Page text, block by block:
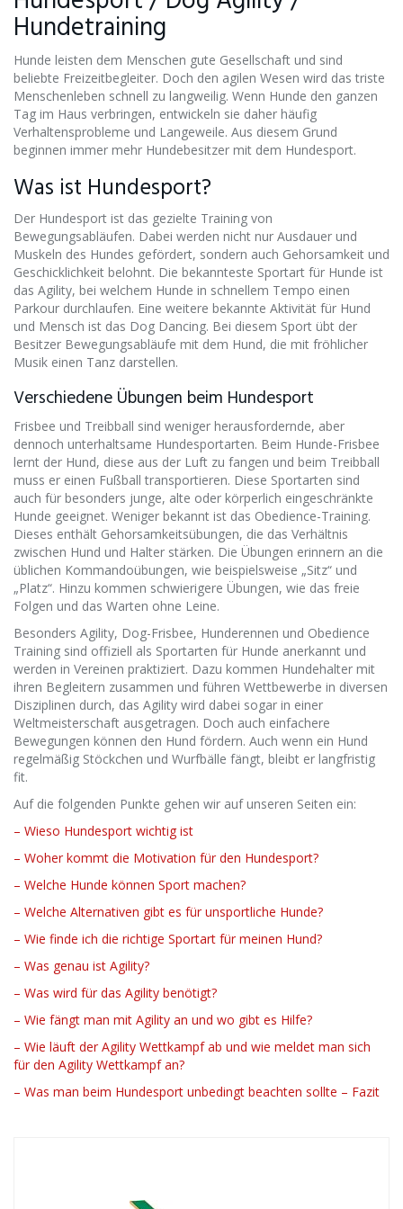
Hundetraining
Hunde leisten dem Menschen gute Gesellschaft und sind
beliebte Freizeitbegleiter. Doch den agilen Wesen wird das triste
Menschenleben schnell zu langweilig. Wenn Hunde den ganzen
Tag im Haus verbringen, entwickeln sie daher häufig
Verhaltensprobleme und Langeweile. Aus diesem Grund
beginnen immer mehr Hundebesitzer mit dem Hundesport.
Was ist Hundesport?
Der Hundesport ist das gezielte Training von
Bewegungsabläufen. Dabei werden nicht nur Ausdauer und
Muskeln des Hundes gefördert, sondern auch Gehorsamkeit und
Geschicklichkeit belohnt. Die bekannteste Sportart für Hunde ist
das Agility, bei welchem Hunde in schnellem Tempo einen
Parkour durchlaufen. Eine weitere bekannte Aktivität für Hund
und Mensch ist das Dog Dancing. Bei diesem Sport übt der
Besitzer Bewegungsabläufe mit dem Hund, die mit fröhlicher
Musik einen Tanz darstellen.
Verschiedene Übungen beim Hundesport
Frisbee und Treibball sind weniger herausfordernde, aber
dennoch unterhaltsame Hundesportarten. Beim Hunde-Frisbee
lernt der Hund, diese aus der Luft zu fangen und beim Treibball
muss er einen Fußball transportieren. Diese Sportarten sind
auch für besonders junge, alte oder körperlich eingeschränkte
Hunde geeignet. Weniger bekannt ist das Obedience-Training.
Dieses enthält Gehorsamkeitsübungen, die das Verhältnis
zwischen Hund und Halter stärken. Die Übungen erinnern an die
üblichen Kommandoübungen, wie beispielsweise „Sitz“ und
„Platz“. Hinzu kommen schwierigere Übungen, wie das freie
Folgen und das Warten ohne Leine.
Besonders Agility, Dog-Frisbee, Hunderennen und Obedience
Training sind offiziell als Sportarten für Hunde anerkannt und
werden in Vereinen praktiziert. Dazu kommen Hundehalter mit
ihren Begleitern zusammen und führen Wettbewerbe in diversen
Disziplinen durch, das Agility wird dabei sogar in einer
Weltmeisterschaft ausgetragen. Doch auch einfachere
Bewegungen können den Hund fördern. Auch wenn ein Hund
regelmäßig Stöckchen und Wurfbälle fängt, bleibt er langfristig
fit.
Auf die folgenden Punkte gehen wir auf unseren Seiten ein:
– Wieso Hundesport wichtig ist
– Woher kommt die Motivation für den Hundesport?
– Welche Hunde können Sport machen?
– Welche Alternativen gibt es für unsportliche Hunde?
– Wie finde ich die richtige Sportart für meinen Hund?
– Was genau ist Agility?
– Was wird für das Agility benötigt?
– Wie fängt man mit Agility an und wo gibt es Hilfe?
– Wie läuft der Agility Wettkampf ab und wie meldet man sich
für den Agility Wettkampf an?
– Was man beim Hundesport unbedingt beachten sollte – Fazit